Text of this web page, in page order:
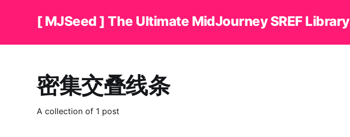
[ MJSeed ] The Ultimate MidJourney SREF Library
密集交叠线条
A collection of 1 post